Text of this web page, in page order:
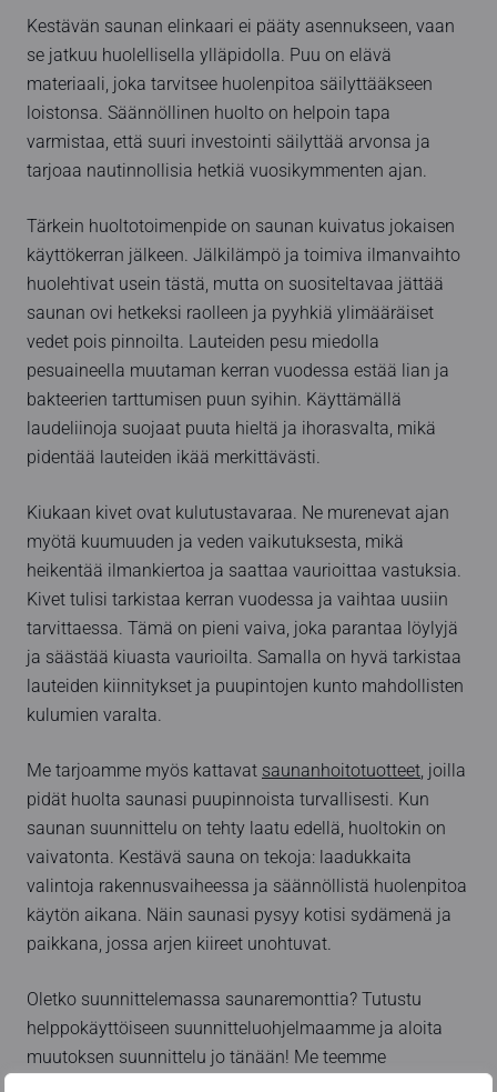
Kestävän saunan elinkaari ei pääty asennukseen, vaan
se jatkuu huolellisella ylläpidolla. Puu on elävä
materiaali, joka tarvitsee huolenpitoa säilyttääkseen
loistonsa. Säännöllinen huolto on helpoin tapa
varmistaa, että suuri investointi säilyttää arvonsa ja
tarjoaa nautinnollisia hetkiä vuosikymmenten ajan.
Tärkein huoltotoimenpide on saunan kuivatus jokaisen
käyttökerran jälkeen. Jälkilämpö ja toimiva ilmanvaihto
huolehtivat usein tästä, mutta on suositeltavaa jättää
saunan ovi hetkeksi raolleen ja pyyhkiä ylimääräiset
vedet pois pinnoilta. Lauteiden pesu miedolla
pesuaineella muutaman kerran vuodessa estää lian ja
bakteerien tarttumisen puun syihin. Käyttämällä
laudeliinoja suojaat puuta hieltä ja ihorasvalta, mikä
pidentää lauteiden ikää merkittävästi.
Kiukaan kivet ovat kulutustavaraa. Ne murenevat ajan
myötä kuumuuden ja veden vaikutuksesta, mikä
heikentää ilmankiertoa ja saattaa vaurioittaa vastuksia.
Kivet tulisi tarkistaa kerran vuodessa ja vaihtaa uusiin
tarvittaessa. Tämä on pieni vaiva, joka parantaa löylyjä
ja säästää kiuasta vaurioilta. Samalla on hyvä tarkistaa
lauteiden kiinnitykset ja puupintojen kunto mahdollisten
kulumien varalta.
Me tarjoamme myös kattavat saunanhoitotuotteet, joilla
pidät huolta saunasi puupinnoista turvallisesti. Kun
saunan suunnittelu on tehty laatu edellä, huoltokin on
vaivatonta. Kestävä sauna on tekoja: laadukkaita
valintoja rakennusvaiheessa ja säännöllistä huolenpitoa
käytön aikana. Näin saunasi pysyy kotisi sydämenä ja
paikkana, jossa arjen kiireet unohtuvat.
Oletko suunnittelemassa saunaremonttia? Tutustu
helppokäyttöiseen suunnitteluohjelmaamme ja aloita
muutoksen suunnittelu jo tänään! Me teemme